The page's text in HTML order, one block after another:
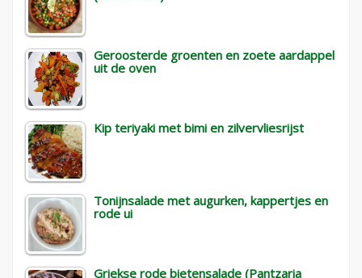
Geroosterde groenten en zoete aardappel
uit de oven
Kip teriyaki met bimi en zilvervliesrijst
Tonijnsalade met augurken, kappertjes en
rode ui
Griekse rode bietensalade (Pantzaria